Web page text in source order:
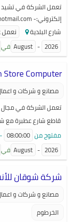
إلكتروني:- Mailto:albazaservices@hotmail.com
شارع البلدية
نعمل
في August - 2026
Store Computer
مصانع و شركات و
تعمل الشركة في
قاطع شارع عطبرة مع
مفتوح من 08:00:00
في August - 2026
شركة شوقان
مصانع و شركات و
الخرطوم